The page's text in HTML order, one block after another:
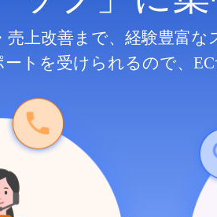
上改善まで、 経験豊富な
トを受けられるので、